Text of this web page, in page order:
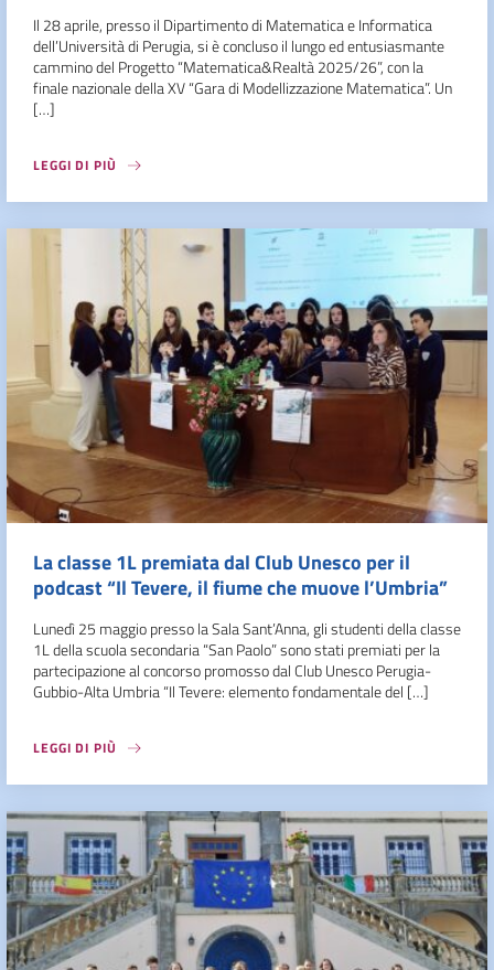
Il 28 aprile, presso il Dipartimento di Matematica e Informatica
dell’Università di Perugia, si è concluso il lungo ed entusiasmante
cammino del Progetto “Matematica&Realtà 2025/26”, con la
finale nazionale della XV “Gara di Modellizzazione Matematica”. Un
[…]
LEGGI DI PIÙ
La classe 1L premiata dal Club Unesco per il
podcast “Il Tevere, il fiume che muove l’Umbria”
Lunedì 25 maggio presso la Sala Sant’Anna, gli studenti della classe
1L della scuola secondaria “San Paolo” sono stati premiati per la
partecipazione al concorso promosso dal Club Unesco Perugia-
Gubbio-Alta Umbria “Il Tevere: elemento fondamentale del […]
LEGGI DI PIÙ